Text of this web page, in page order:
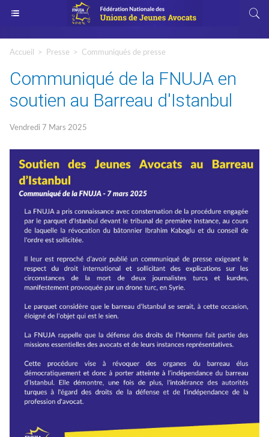
Accueil > Presse > Communiqués de presse
Communiqué de la FNUJA en
soutien au Barreau d'Istanbul
Vendredi 7 Mars 2025